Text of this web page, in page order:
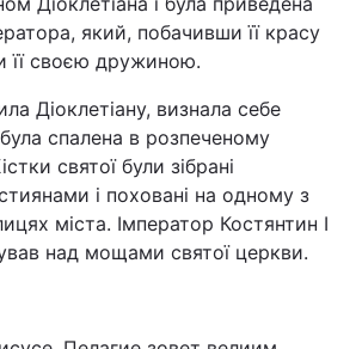
який, побачивши її красу
її своєю дружиною.
Діоклетіану, визнала себе
спалена в розпеченому
святої були зібрані
і поховані на одному з
міста. Імператор Костянтин I
над мощами святої церкви.